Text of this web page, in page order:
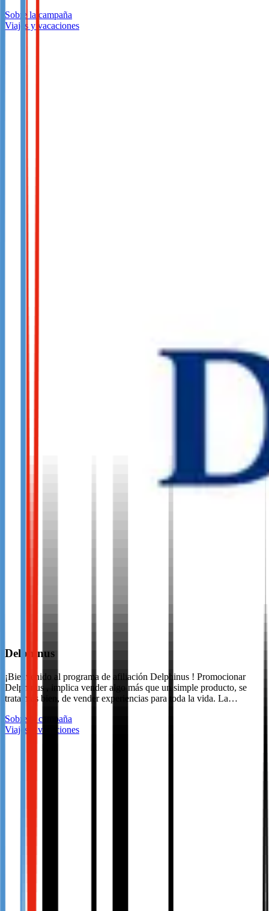
Sobre la campaña
Viajes y vacaciones
Delphinus
¡Bienvenido al programa de afiliación Delphinus ! Promocionar
Delphinus , implica vender algo más que un simple producto, se
trata más bien, de vender experiencias para toda la vida. La…
Sobre la campaña
Viajes y vacaciones